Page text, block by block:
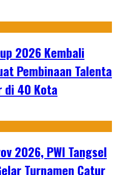
2026 Kembali
Pembinaan Talenta
di 40 Kota
2026, PWI Tangsel
Turnamen Catur